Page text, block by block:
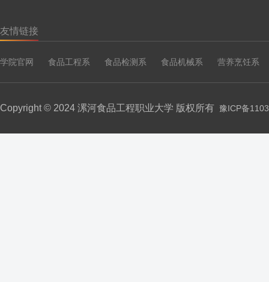
友情链接
学院官网 食品工程系 食品检测系 食品机械系 营养烹饪系
Copyright © 2024 漯河食品工程职业大学 版权所有 豫ICP备